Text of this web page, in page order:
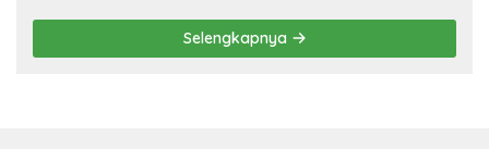
Selengkapnya